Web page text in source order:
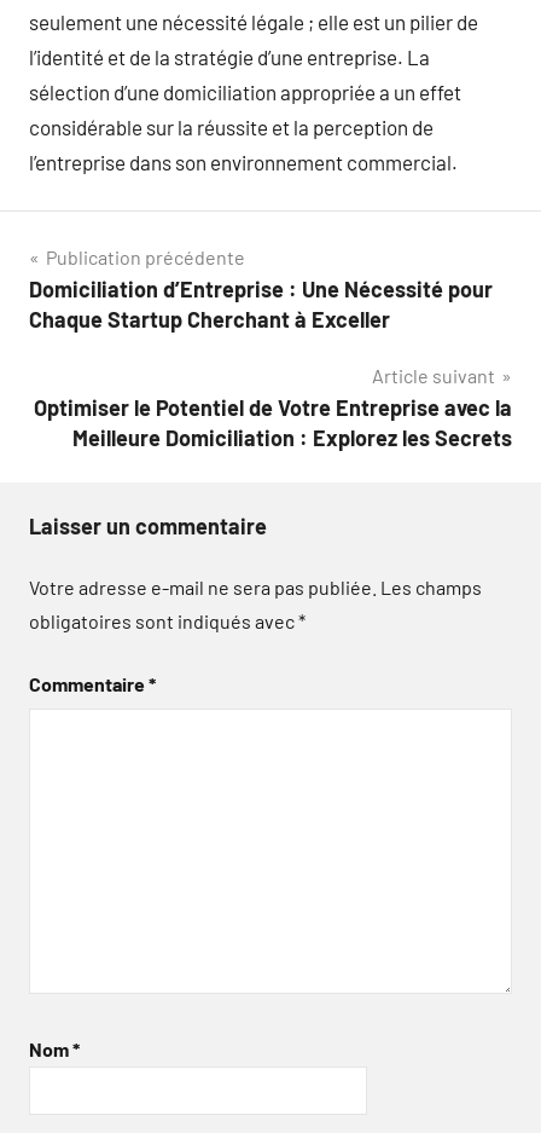
seulement une nécessité légale ; elle est un pilier de
l’identité et de la stratégie d’une entreprise. La
sélection d’une domiciliation appropriée a un effet
considérable sur la réussite et la perception de
l’entreprise dans son environnement commercial.
Navigation
de
Publication précédente
Domiciliation d’Entreprise : Une Nécessité pour
Chaque Startup Cherchant à Exceller
Article suivant
Optimiser le Potentiel de Votre Entreprise avec la
Meilleure Domiciliation : Explorez les Secrets
Laisser un commentaire
Votre adresse e-mail ne sera pas publiée. Les champs
obligatoires sont indiqués avec*
Commentaire*
Nom*